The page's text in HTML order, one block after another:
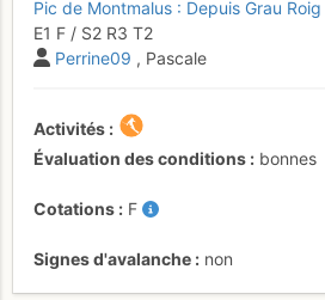
Pic de Montmalus : Depuis Grau Roig
E1 F / S2 R3 T2
Perrine09 , Pascale
Activités
Évaluation des conditions
bonnes
Cotations F
Signes d'avalanche non